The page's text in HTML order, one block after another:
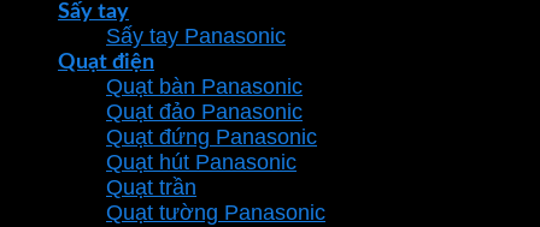
Sấy tay
Sấy tay Panasonic
Quạt điện
Quạt bàn Panasonic
Quạt đảo Panasonic
Quạt đứng Panasonic
Quạt hút Panasonic
Quạt trần
Quạt tường Panasonic